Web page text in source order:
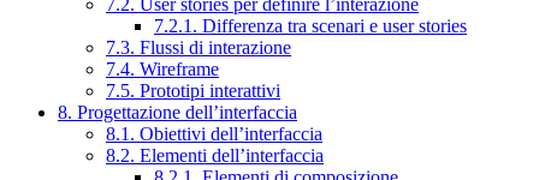
7.2. User stories per definire l’interazione
7.2.1. Differenza tra scenari e user stories
7.3. Flussi di interazione
7.4. Wireframe
7.5. Prototipi interattivi
8. Progettazione dell’interfaccia
8.1. Obiettivi dell’interfaccia
8.2. Elementi dell’interfaccia